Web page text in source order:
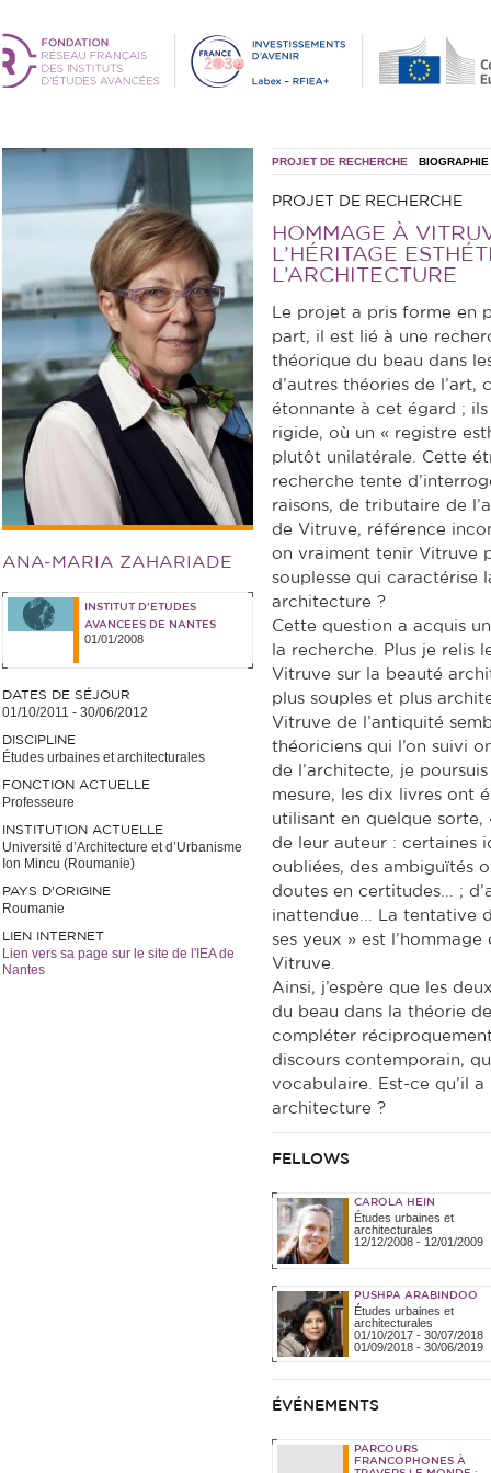
ANA-MARIA ZAHARIADE
INSTITUT D'ETUDES
AVANCEES DE NANTES
01/01/2008
DATES DE SÉJOUR
01/10/2011 - 30/06/2012
DISCIPLINE
Études urbaines et architecturales
FONCTION ACTUELLE
Professeure
INSTITUTION ACTUELLE
Université d’Architecture et d’Urbanisme
Ion Mincu (Roumanie)
PAYS D'ORIGINE
Roumanie
LIEN INTERNET
Lien vers sa page sur le site de l'IEA de
Nantes
PROJET DE RECHERCHE BIOGRAPHIE
PROJET DE RECHERCHE
HOMMAGE À
L’HÉRITAGE
L’ARCHITECTURE
Le projet a pris forme en
part, il est lié à une
théorique du beau dans
d’autres théories de l’art,
étonnante à cet égard ;
rigide, où un « registre
plutôt unilatérale. Cette
recherche tente
raisons, de tributaire de
de Vitruve, référence
on vraiment tenir Vitruve
souplesse qui caractérise
architecture ?
Cette question a acquis
la recherche. Plus je relis
Vitruve sur la beauté
plus souples et plus
Vitruve de l’antiquité
théoriciens qui l’on suivi
de l’architecte, je
mesure, les dix livres ont
utilisant en quelque
de leur auteur : certaines
oubliées, des ambiguïtés
doutes en certitudes... ;
inattendue... La tentative
ses yeux » est
Vitruve.
Ainsi, j’espère que les
du beau dans la théorie
compléter
discours contemporain,
vocabulaire. Est-ce qu’il
architecture ?​
FELLOWS
CAROLA HEIN
Études urbaines et
architecturales
12/12/2008- 12/01/2009
PUSHPA ARABINDOO
Études urbaines et
architecturales
01/10/2017- 30/07/2018
01/09/2018- 30/06/2019
ÉVÉNEMENTS
PARCOURS
FRANCOPHONES À